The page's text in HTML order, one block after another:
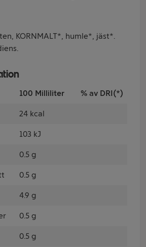
KORNMALT*, humle*, jäst*.
100 Milliliter % av DRI(*)
24 kcal
103 kJ
0.5 g
0.5 g
4.9 g
0.5 g
0.5 g